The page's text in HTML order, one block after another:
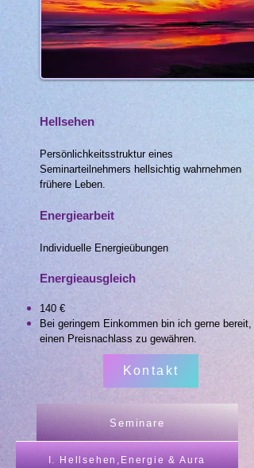
Hellsehen
Persönlichkeitsstruktur eines
Seminarteilnehmers hellsichtig wahrnehmen
frühere Leben.
Energiearbeit
Individuelle Energieübungen
Energieausgleich
140 €
Bei geringem Einkommen bin ich gerne bereit,
einen Preisnachlass zu gewähren.
Kontakt
Seminare
I. Hellsehen,Energie & Aura